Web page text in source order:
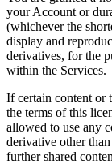
your Account or
(whichever the
display and
derivatives, for the
within the Services.
If certain content or
the terms of this
allowed to use any
derivative other
further shared